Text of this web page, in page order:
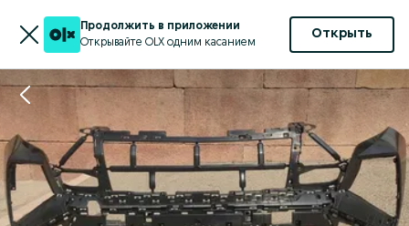
Продолжить в приложении
Открывайте OLX одним касанием
Открыть